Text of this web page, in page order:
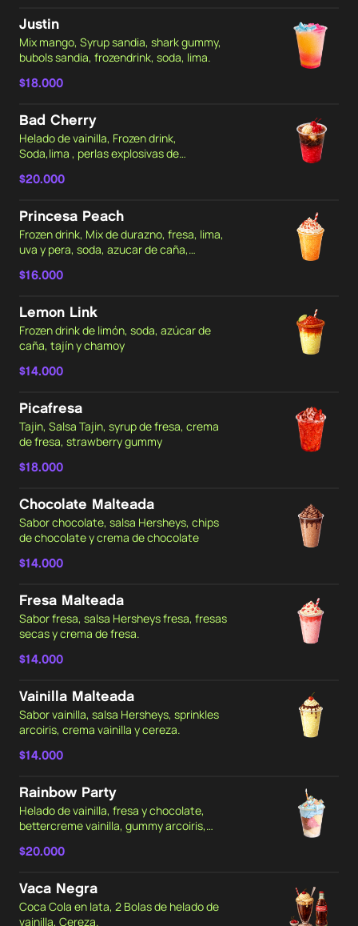
Justin
Mix mango, Syrup sandia, shark gummy,
bubols sandia, frozendrink, soda, lima.
$18.000
Bad Cherry
Helado de vainilla, Frozen drink,
Soda,lima , perlas explosivas de
Cerezas.
$20.000
Princesa Peach
Frozen drink, Mix de durazno, fresa, lima,
uva y pera, soda, azucar de caña,
secas.
$16.000
Lemon Link
Frozen drink de limón, soda, azúcar de
caña, tajín y chamoy
$14.000
Picafresa
Tajin, Salsa Tajin, syrup de fresa, crema
de fresa, strawberry gummy
$18.000
Chocolate Malteada
Sabor chocolate, salsa Hersheys, chips
de chocolate y crema de chocolate
$14.000
Fresa Malteada
Sabor fresa, salsa Hersheys fresa, fresas
secas y crema de fresa.
$14.000
Vainilla Malteada
Sabor vainilla, salsa Hersheys, sprinkles
arcoiris, crema vainilla y cereza.
$14.000
Rainbow Party
Helado de vainilla, fresa y chocolate,
bettercreme vainilla, gummy arcoiris,
$20.000
Vaca Negra
Coca Cola en lata, 2 Bolas de helado de
vainilla, Cereza.